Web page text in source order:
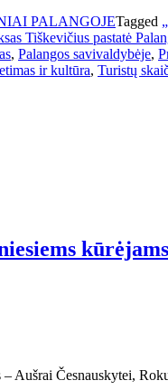
PALANGOJETagged
Tiškevičius pastatė
, Palangos savivaldybėje,
ir kultūra, Turistų
Aušrai Česnauskytei,